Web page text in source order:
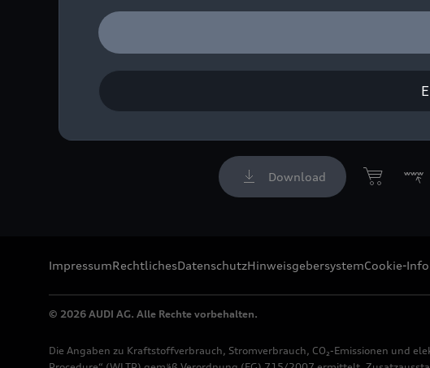
Standaufnahme,
Farbe: Ascariblau Metallic
Bild-Nr: A243059 · Copyright: AUDI
Download
ImpressumRechtlichesDatenschutzHinweisgebersystemCookie-
© 2026 AUDI AG. Alle Rechte vorbehalten.
Die Angaben zu Kraftstoffverbrauch, Stromverbrauch, CO₂-Emissionen und